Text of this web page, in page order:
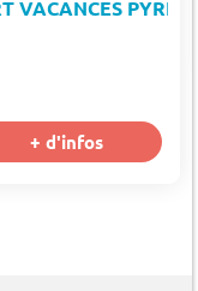
VACANCES
+ d'infos